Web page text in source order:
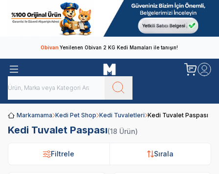
ObivanYenilenen Obivan 2 KG Kedi Mamaları ile tanışın!
Markamama Kedi Pet Shop Kedi Tuvaletleri Kedi Tuvalet Paspası
Kedi Tuvalet Paspası(18 Ürün)
Filtrele Sırala
Filtrele Sırala